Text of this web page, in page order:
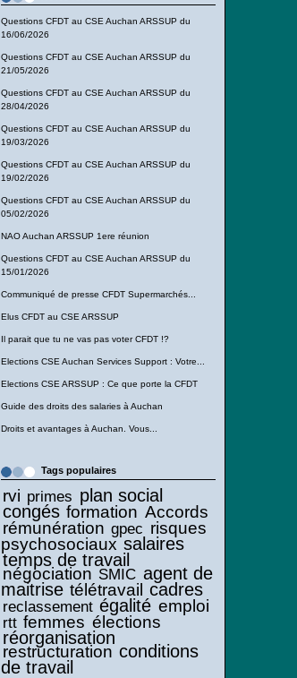
Questions CFDT au CSE Auchan ARSSUP du
16/06/2026
Questions CFDT au CSE Auchan ARSSUP du
21/05/2026
Questions CFDT au CSE Auchan ARSSUP du
28/04/2026
Questions CFDT au CSE Auchan ARSSUP du
19/03/2026
Questions CFDT au CSE Auchan ARSSUP du
19/02/2026
Questions CFDT au CSE Auchan ARSSUP du
05/02/2026
NAO Auchan ARSSUP 1ere réunion
Questions CFDT au CSE Auchan ARSSUP du
15/01/2026
Communiqué de presse CFDT Supermarchés...
Elus CFDT au CSE ARSSUP
Il parait que tu ne vas pas voter CFDT !?
Elections CSE Auchan Services Support : Votre...
Elections CSE ARSSUP : Ce que porte la CFDT
Guide des droits des salaries à Auchan
Droits et avantages à Auchan. Vous...
Tags populaires
rvi primes plan social
congés formation Accords
rémunération gpec risques
psychosociaux salaires
temps de travail
négociation SMIC agent de
maitrise télétravail cadres
reclassement égalité emploi
rtt femmes élections
réorganisation
restructuration conditions
de travail